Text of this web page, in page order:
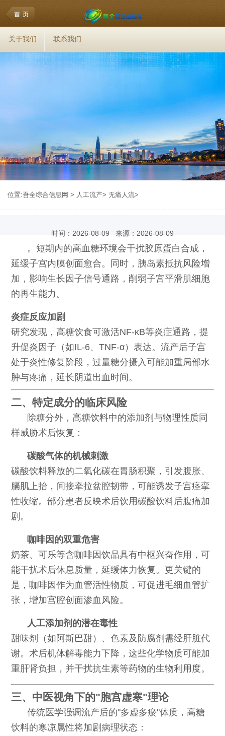
关于我们 联系我们
位置:吾全综合信息网 > 人工流产> 无痛人流>
时间：2026-08-09 来源：2026-08-09
。短期内的高血糖环境会干扰胶原蛋白合成，
延缓子宫内膜创面愈合。同时，胰岛素抵抗风险增
加，影响生长因子信号通路，削弱子宫平滑肌细胞
的再生能力。
炎症反应加剧
研究发现，高糖饮食可激活NF-κB等炎症通路，提
升促炎因子（如IL-6、TNF-α）表达。流产后子宫
处于炎性修复阶段，过量糖分摄入可能加重局部水
肿与疼痛，延长阴道出血时间。
二、特定成分的临床风险
除糖分外，高糖饮料中的添加剂与物理性质同
样威胁术后恢复：
碳酸气体的机械刺激
碳酸饮料释放的二氧化碳在胃肠积聚，引发腹胀、
膈肌上抬，间接牵拉盆腔韧带，可能诱发子宫痉挛
性收缩。部分患者反映术后饮用碳酸饮料后腹痛加
剧。
咖啡因的双重危害
奶茶、可乐等含咖啡因饮品具有中枢兴奋作用，可
能干扰术后休息质量，延缓体力恢复。更关键的
是，咖啡因作为血管活性物质，可促进毛细血管扩
张，增加宫腔创面渗血风险。
人工添加剂的潜在毒性
甜味剂（如阿斯巴甜）、色素及防腐剂需经肝脏代
谢。术后机体解毒能力下降，这些化学物质可能加
重肝肾负担，并干扰抗生素等药物的生物利用度。
三、中医视角下的"胞宫虚寒"理论
传统医学强调流产后的"多虚多瘀"体质，高糖
饮料的寒凉属性将加剧病理状态：